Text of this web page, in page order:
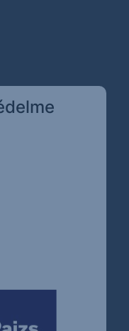
ugrik)
oldalra ugrik)
oldalra ugrik)